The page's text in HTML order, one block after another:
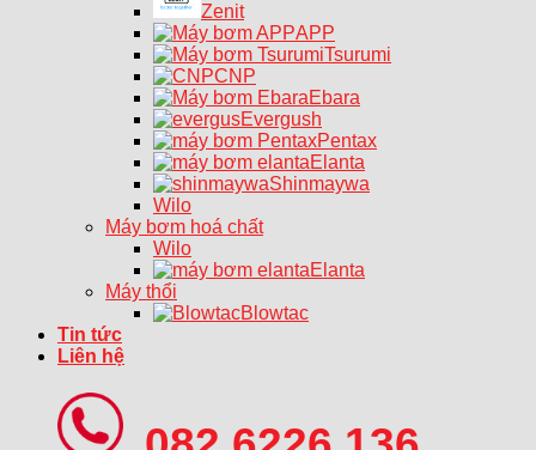
Zenit
APP
Tsurumi
CNP
Ebara
Evergush
Pentax
Elanta
Shinmaywa
Wilo
Máy bơm hoá chất
Wilo
Elanta
Máy thổi
Blowtac
Tin tức
Liên hệ